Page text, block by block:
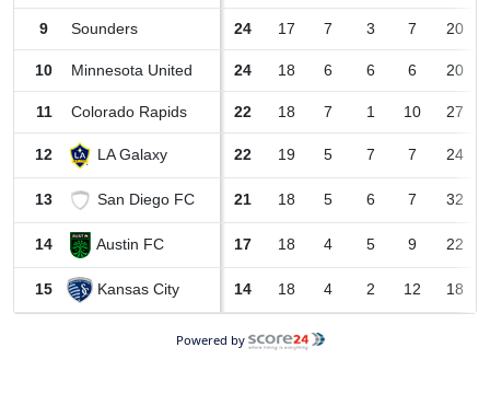
9 Sounders 24 17 7 3 7 20
10 Minnesota United 24 18 6 6 6 20
11 Colorado Rapids 22 18 7 1 10 27
12 LA Galaxy 22 19 5 7 7 24
13 San Diego FC 21 18 5 6 7 32
14 Austin FC 17 18 4 5 9 22
15 Kansas City 14 18 4 2 12 18
Powered by